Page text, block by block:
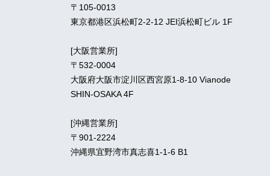
〒105-0013
東京都港区浜松町2-2-12 JEI浜松町ビル 1F
[大阪営業所]
〒532-0004
大阪府大阪市淀川区西宮原1-8-10 Vianode
SHIN-OSAKA 4F
[沖縄営業所]
〒901-2224
沖縄県宜野湾市真志喜1-1-6 B1